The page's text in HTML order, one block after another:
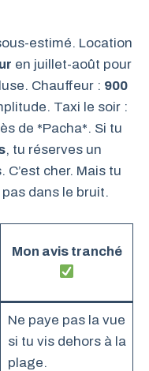
estimé. Location
en juillet-août pour
Chauffeur : 900
Taxi le soir :
de *Pacha*. Si tu
, tu réserves un
cher. Mais tu
dans le bruit.
Mon avis tranché
Ne paye pas la vue
si tu vis dehors à la
plage.